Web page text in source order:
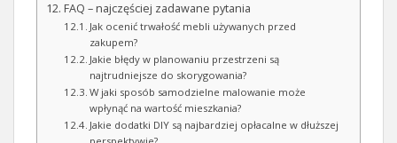
FAQ – najczęściej zadawane pytania
Jak ocenić trwałość mebli używanych przed
zakupem?
Jakie błędy w planowaniu przestrzeni są
najtrudniejsze do skorygowania?
W jaki sposób samodzielne malowanie może
wpłynąć na wartość mieszkania?
Jakie dodatki DIY są najbardziej opłacalne w dłuższej